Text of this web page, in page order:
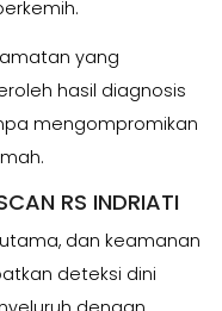
yang
hasil diagnosis
mengompromikan
RS INDRIATI
dan keamanan
deteksi dini